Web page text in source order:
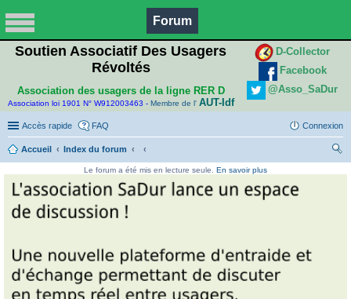
Forum
Soutien Associatif Des Usagers
Révoltés
Association des usagers de la ligne RER D
Association loi 1901 N° W912003463 - Membre de l' AUT-Idf
D-Collector
Facebook
@Asso_SaDur
Accès rapide FAQ Connexion
Accueil
Index du forum
Le forum a été mis en lecture seule. En savoir plus